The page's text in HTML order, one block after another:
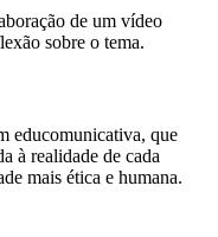
de um vídeo
sobre o tema.
educomunicativa, que
à realidade de cada
mais ética e humana.